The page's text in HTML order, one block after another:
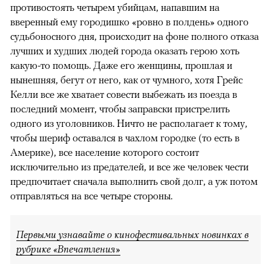
противостоять четырем убийцам, напавшим на
вверенный ему городишко «ровно в полдень» одного
судьбоносного дня, происходит на фоне полного отказа
лучших и худших людей города оказать герою хоть
какую-то помощь. Даже его женщины, прошлая и
нынешняя, бегут от него, как от чумного, хотя Грейс
Келли все же хватает совести выбежать из поезда в
последний момент, чтобы заправски пристрелить
одного из уголовников. Ничто не располагает к тому,
чтобы шериф оставался в чахлом городке (то есть в
Америке), все население которого состоит
исключительно из предателей, и все же человек чести
предпочитает сначала выполнить свой долг, а уж потом
отправляться на все четыре стороны.
Первыми узнавайте о кинофестивальных новинках в
рубрике «Впечатления»